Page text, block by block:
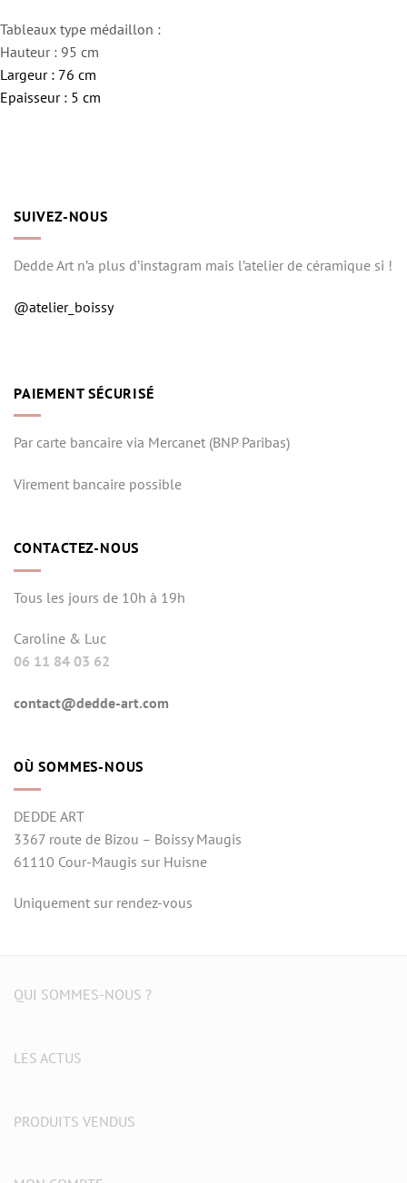
Tableaux type médaillon :
Hauteur : 95 cm
Largeur : 76 cm
Epaisseur : 5 cm
SUIVEZ-NOUS
Dedde Art n’a plus d’instagram mais l’atelier de céramique si !
@atelier_boissy
PAIEMENT SÉCURISÉ
Par carte bancaire via Mercanet (BNP Paribas)
Virement bancaire possible
CONTACTEZ-NOUS
Tous les jours de 10h à 19h
Caroline & Luc
06 11 84 03 62
contact@dedde-art.com
OÙ SOMMES-NOUS
DEDDE ART
3367 route de Bizou – Boissy Maugis
61110 Cour-Maugis sur Huisne
Uniquement sur rendez-vous
QUI SOMMES-NOUS ?
LES ACTUS
PRODUITS VENDUS